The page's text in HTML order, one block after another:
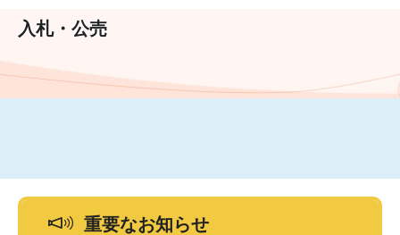
文
入札・公売
重要なお知らせ